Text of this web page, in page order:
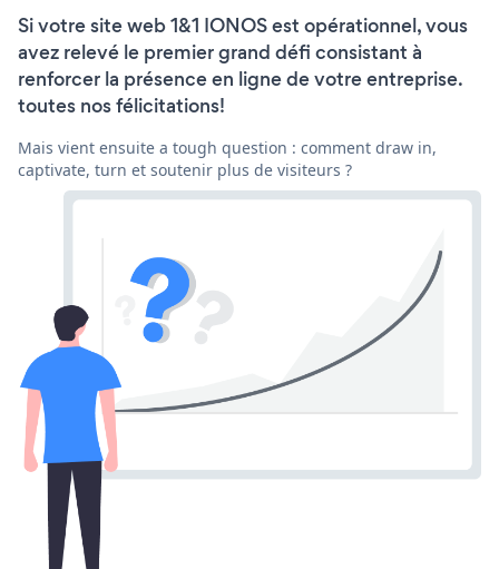
Si votre site web 1&1 IONOS est opérationnel, vous
avez relevé le premier grand défi consistant à
renforcer la présence en ligne de votre entreprise.
toutes nos félicitations!
Mais vient ensuite a tough question : comment draw in,
captivate, turn et soutenir plus de visiteurs ?